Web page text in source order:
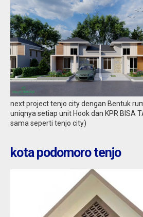
Tangerang : rumah di villa
Jual
next project tenjo city dengan Bentuk
uniqnya setiap unit Hook dan KPR BISA
sama seperti tenjo city)
kota podomoro tenjo